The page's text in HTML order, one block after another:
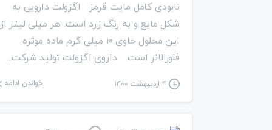
نابودی کامل مایت قرمز اگزولت دارویی به
شکل مایع و به رنگ زرد است. هر میلی لیتر از
این محلول حاوی ۱۰ میلی گرم ماده موثره
فلورالانر است. داروی اگزولت تولید شرکت...
۴ اردیبهشت ۱۴۰۰ خواندن ادامه